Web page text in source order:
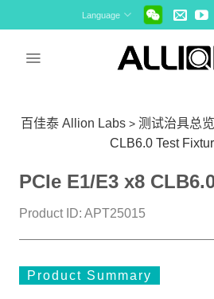
to
Language
百佳泰 Allion Labs> 测试治具总览
CLB6.0 Test
PCIe E1/E3 x8
Product ID: APT25015
Product Summary